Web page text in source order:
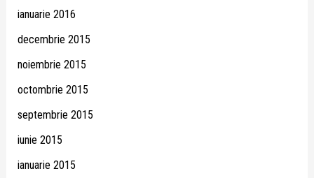
ianuarie 2016
decembrie 2015
noiembrie 2015
octombrie 2015
septembrie 2015
iunie 2015
ianuarie 2015